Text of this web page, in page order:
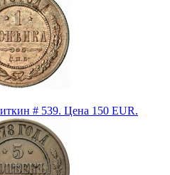
# 539. Цена 150 EUR.